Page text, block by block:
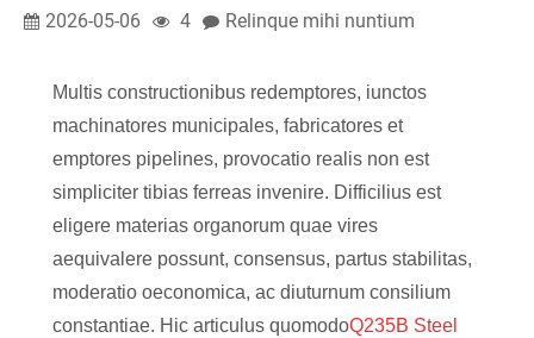
2026-05-06 4 Relinque mihi nuntium
Multis constructionibus redemptores, iunctos
machinatores municipales, fabricatores et
emptores pipelines, provocatio realis non est
simpliciter tibias ferreas invenire. Difficilius est
eligere materias organorum quae vires
aequivalere possunt, consensus, partus stabilitas,
moderatio oeconomica, ac diuturnum consilium
constantiae. Hic articulus quomodoQ235B Steel